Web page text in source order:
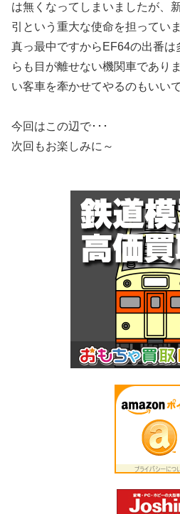
は無くなってしまいましたが、
引という重大な使命を担ってい
真っ最中ですからEF64の出番
らも目が離せない機関車であり
い客車を牽かせてやるのもいい
今回はこの辺で･･･
次回もお楽しみに～